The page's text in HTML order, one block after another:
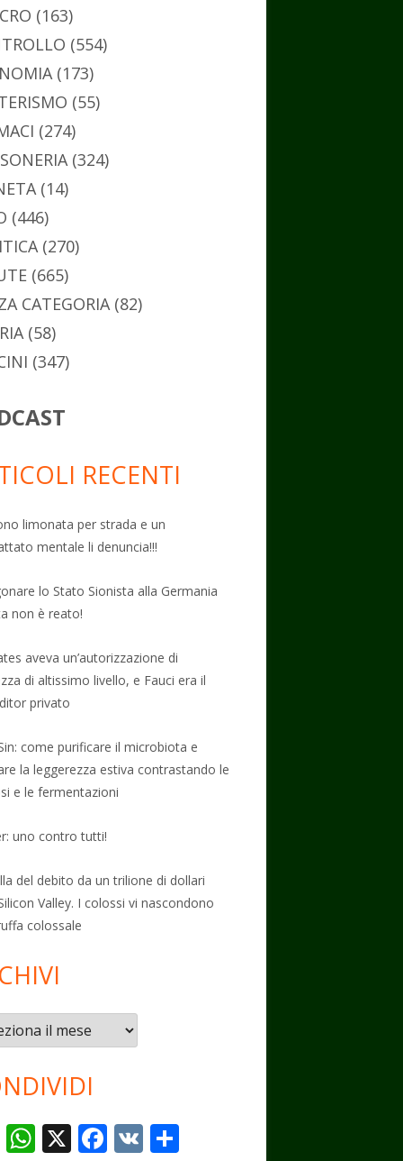
(163)
(554)
(173)
(55)
(274)
(324)
(14)
(446)
(270)
(665)
CATEGORIA(82)
(58)
(347)
RECENTI
limonata per strada e un
mentale li denuncia!!!
lo Stato Sionista alla Germania
non è reato!
aveva un’autorizzazione di
di altissimo livello, e Fauci era il
privato
come purificare il microbiota e
la leggerezza estiva contrastando le
e le fermentazioni
uno contro tutti!
del debito da un trilione di dollari
Valley. I colossi vi nascondono
colossale
T W X F V